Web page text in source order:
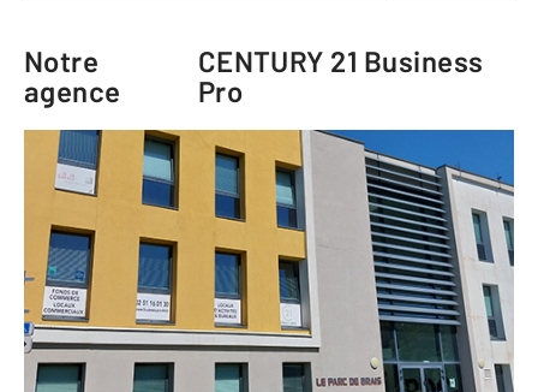
Notre
agence
CENTURY 21 Business
Pro